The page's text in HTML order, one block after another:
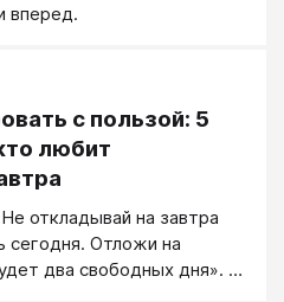
вперед.
с пользой: 5
любит
откладывай на завтра
сегодня. Отложи на
два свободных дня». В